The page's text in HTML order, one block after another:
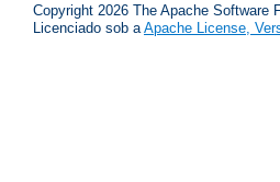
Copyright 2026 The Apache Software
Licenciado sob a Apache License,